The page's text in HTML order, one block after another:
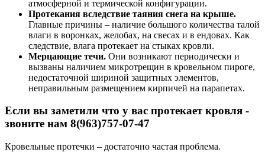
атмосферной и термической конфигурации.
Протекания вследствие таяния снега на крыше.
Главные причины – наличие большого количества талой
влаги в воронках, желобах, на свесах и в ендовах. Как
следствие, влага протекает на стыках кровли.
Мерцающие течи. Они возникают периодически и
вызваны наличием микротрещин в кровельном пироге,
недостаточной шириной защитных элементов,
неправильным размещением кирпичей на парапетах.
Если вы заметили что у вас протекает кровля -
звоните нам 8(963)757-07-47
Кровельные протечки – достаточно частая проблема.